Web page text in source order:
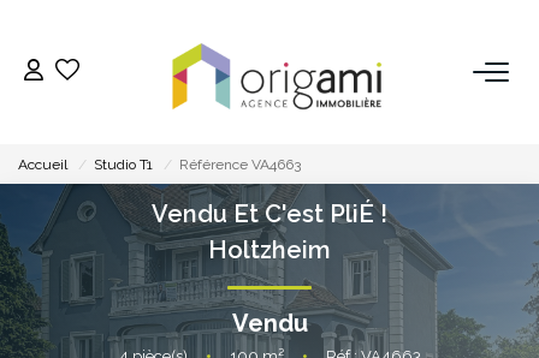
ACHETER
LOUER
VENDRE
Accueil Studio T1 Référence VA4663
Vendu Et C'est PliÉ !
Holtzheim
Vendu